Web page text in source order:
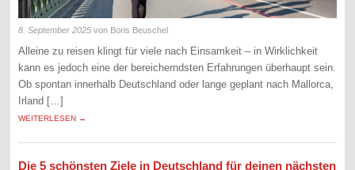
8. September 2025 von Boris Beuschel
Alleine zu reisen klingt für viele nach Einsamkeit – in Wirklichkeit
kann es jedoch eine der bereicherndsten Erfahrungen überhaupt sein.
Ob spontan innerhalb Deutschland oder lange geplant nach Mallorca,
Irland […]
WEITERLESEN →
Die 5 schönsten Ziele in Deutschland für deinen nächsten